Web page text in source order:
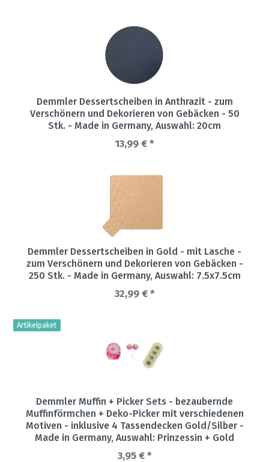
Demmler Dessertscheiben in Anthrazit - zum
Verschönern und Dekorieren von Gebäcken - 50
Stk. - Made in Germany, Auswahl: 20cm
13,99 € *
Demmler Dessertscheiben in Gold - mit Lasche -
zum Verschönern und Dekorieren von Gebäcken -
250 Stk. - Made in Germany, Auswahl: 7.5x7.5cm
32,99 € *
Artikelpaket
Demmler Muffin + Picker Sets - bezaubernde
Muffinförmchen + Deko-Picker mit verschiedenen
Motiven - inklusive 4 Tassendecken Gold/Silber -
Made in Germany, Auswahl: Prinzessin + Gold
3,95 € *